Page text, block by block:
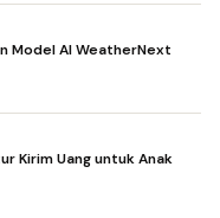
Model AI WeatherNext
Kirim Uang untuk Anak